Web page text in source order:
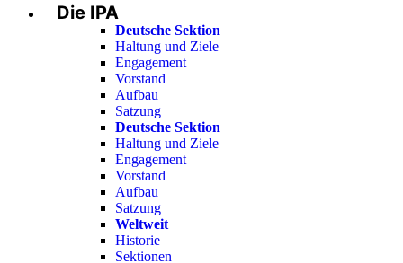
Menu
Die IPA
Deutsche Sektion
Haltung und Ziele
Engagement
Vorstand
Aufbau
Satzung
Deutsche Sektion
Haltung und Ziele
Engagement
Vorstand
Aufbau
Satzung
Weltweit
Historie
Sektionen